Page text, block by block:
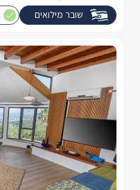
שובר מילואים